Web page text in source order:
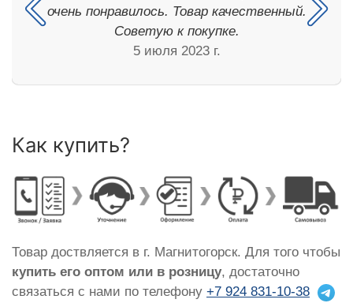
очень понравилось. Товар качественный.
Советую к покупке.
5 июля 2023 г.
Как купить?
Товар доствляется в г. Магнитогорск. Для того чтобы
купить его оптом или в розницу, достаточно
связаться с нами по телефону +7 924 831-10-38